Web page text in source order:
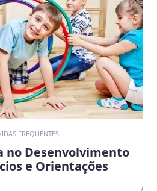
FREQUENTES
no Desenvolvimento
e Orientações